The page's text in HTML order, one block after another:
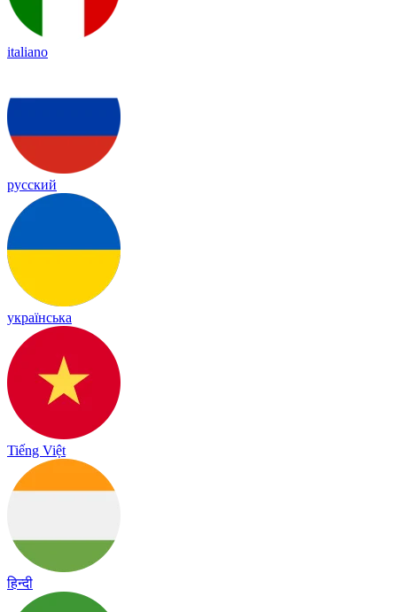
italiano
русский
українська
Tiếng Việt
हिन्दी